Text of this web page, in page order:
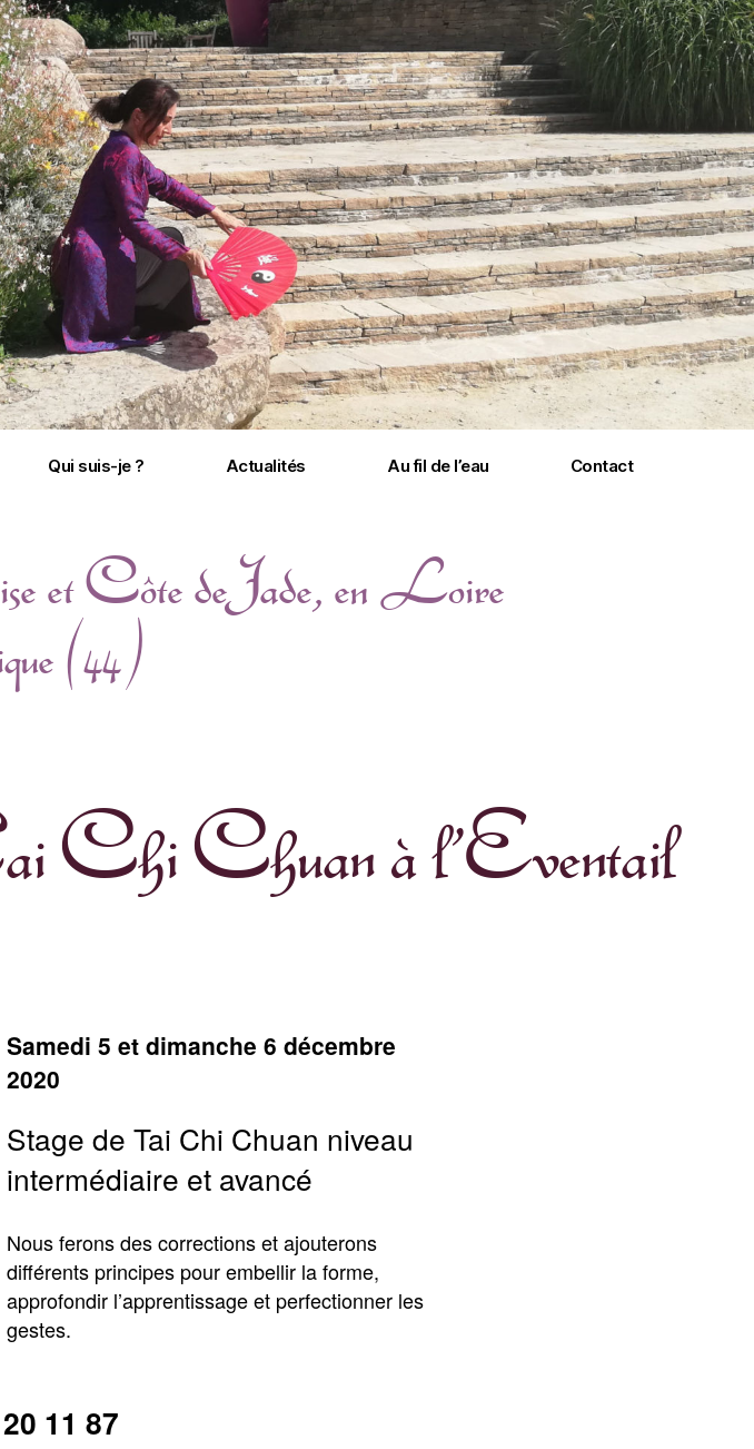
Qui suis-je ? Actualités Au fil de l’eau Contact
Catégorieset Côte de Jade, en Loire
Chi Chuan à l’Eventail
Samedi 5 et dimanche 6 décembre
2020
Stage de Tai Chi Chuan niveau
intermédiaire et avancé
Nous ferons des corrections et ajouterons
différents principes pour embellir la forme,
approfondir l’apprentissage et perfectionner les
gestes.
11 87